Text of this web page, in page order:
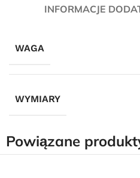
INFORMACJE
WAGA
WYMIARY
Powiązane